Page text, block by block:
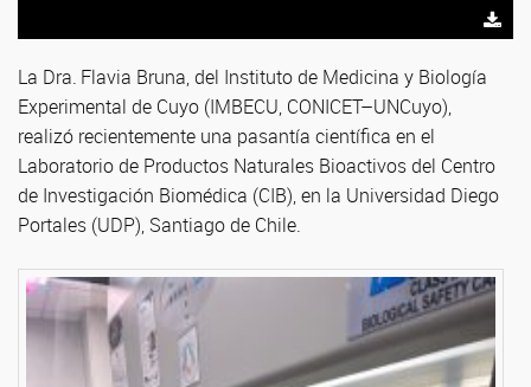
La Dra. Flavia Bruna, del Instituto de Medicina y Biología
Experimental de Cuyo (IMBECU, CONICET–UNCuyo),
realizó recientemente una pasantía científica en el
Laboratorio de Productos Naturales Bioactivos del Centro
de Investigación Biomédica (CIB), en la Universidad Diego
Portales (UDP), Santiago de Chile.